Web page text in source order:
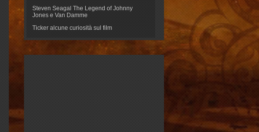
Steven Seagal The Legend of Johnny
Jones e Van Damme
Ticker alcune curiosità sul film